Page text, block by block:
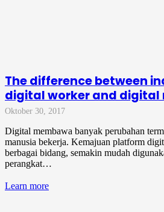
The difference between
digital worker and digital
Oktober 30, 2017
Digital membawa banyak perubahan
manusia bekerja. Kemajuan platform
berbagai bidang, semakin mudah
perangkat…
Learn more